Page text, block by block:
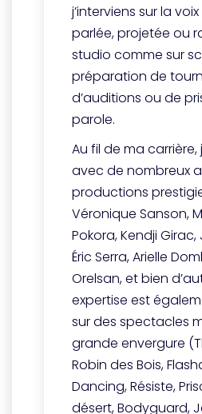
j’interviens sur la
parlée, projetée ou
studio comme sur
préparation de
d’auditions ou de
parole.
Au fil de ma carrière,
avec de nombreux
productions
Véronique Sanson,
Pokora, Kendji
Éric Serra, Arielle
Orelsan, et bien
expertise est
sur des spectacles
grande envergure
Robin des Bois,
Dancing, Résiste,
désert, Bodyguard,